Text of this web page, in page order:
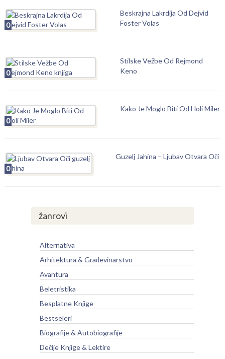
0
Beskrajna Lakrdija Od Dejvid
Foster Volas
0
Stilske Vežbe Od Rejmond
Keno
0
Kako Je Moglo Biti Od Holi Miler
0
Guzelj Jahina – Ljubav Otvara Oči
žanrovi
Alternativa
Arhitektura & Građevinarstvo
Avantura
Beletristika
Besplatne Knjige
Bestseleri
Biografije & Autobiografije
Dečije Knjige & Lektire